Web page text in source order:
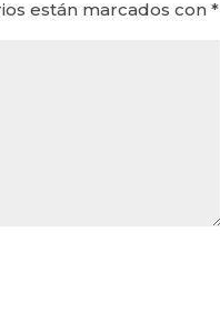
están marcados con*